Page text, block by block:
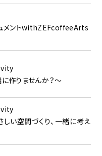
メントwithZEFcoffeeArts
作りませんか？～
い空間づくり、一緒に考え